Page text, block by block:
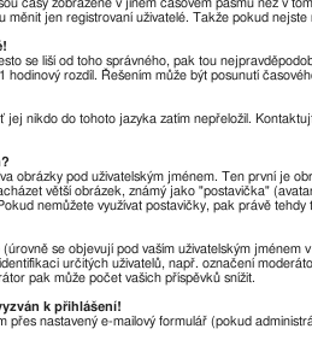
časy zobrazené v jiném časovém pásmu než v
měnit jen registrovaní uživatelé. Takže pokud
se liší od toho správného, pak tou
rozdíl. Řešením může být posunutí
nikdo do tohoto jazyka zatím nepřeložil.
obrázky pod uživatelským jménem. Ten první je
větší obrázek, známý jako "postavička"
nemůžete využívat postavičky, pak právě
se objevují pod vaším uživatelským
určitých uživatelů, např. označení
pak může počet vašich příspěvků snížit.
k přihlášení!
přes nastavený e-mailový formulář (pokud